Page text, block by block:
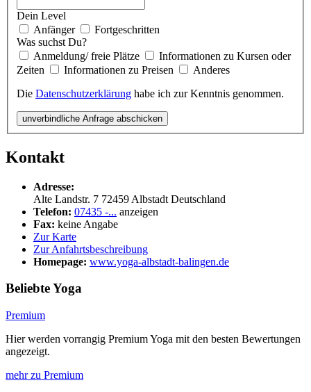
Dein Level
Anfänger
Fortgeschritten
Was suchst Du?
Anmeldung/ freie Plätze
Informationen zu Kursen oder
Zeiten
Informationen zu Preisen
Anderes
Die Datenschutzerklärung habe ich zur Kenntnis genommen.
unverbindliche Anfrage abschicken
Kontakt
Adresse:
Alte Landstr. 7 72459 Albstadt Deutschland
Telefon: 07435 -... anzeigen
Fax: keine Angabe
Zur Karte
Zur Anfahrtsbeschreibung
Homepage: www.yoga-albstadt-balingen.de
Beliebte Yoga
Premium
Hier werden vorrangig Premium Yoga mit den besten Bewertungen
angezeigt.
mehr zu Premium